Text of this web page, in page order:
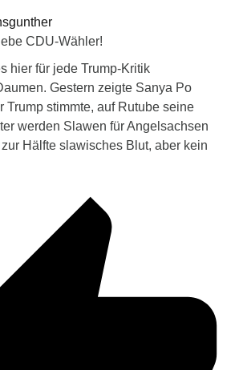
CDU-Wähler!
hier für jede Trump-Kritik
Gestern zeigte Sanya Po
Trump stimmte, auf Rutube seine
werden Slawen für Angelsachsen
Hälfte slawisches Blut, aber kein